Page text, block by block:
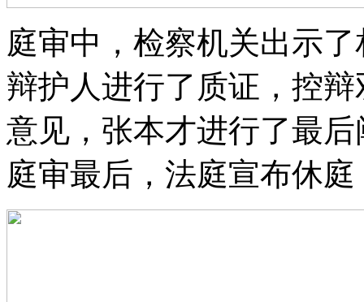
庭审中，检察机关出示
辩护人进行了质证，控
意见，张本才进行了最
庭审最后，法庭宣布休